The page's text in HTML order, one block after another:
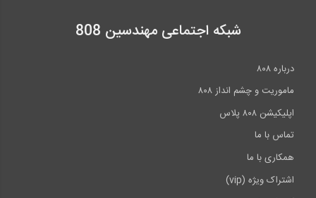
شبکه اجتماعی مهندسین 808
درباره ۸۰۸
ماموریت و چشم انداز ۸۰۸
اپلیکیشن ۸۰۸ پلاس
تماس با ما
همکاری با ما
اشتراک ویژه (vip)